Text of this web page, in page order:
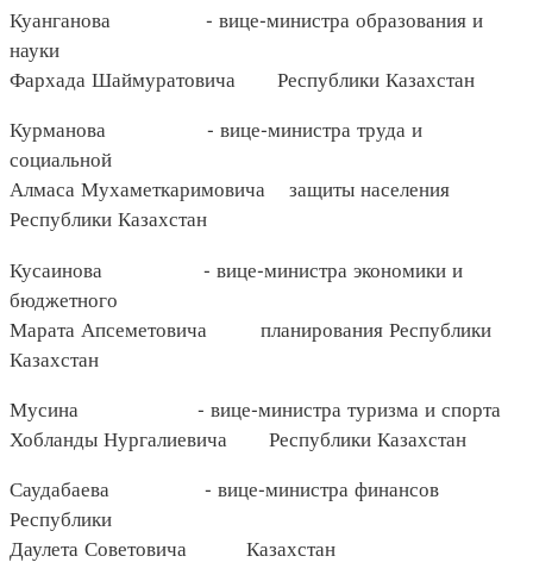
Куанганова - вице-министра образования и
науки
Фархада Шаймуратовича Республики Казахстан
Курманова - вице-министра труда и
социальной
Алмаса Мухаметкаримовича защиты населения
Республики Казахстан
Кусаинова - вице-министра экономики и
бюджетного
Марата Апсеметовича планирования Республики
Казахстан
Мусина - вице-министра туризма и спорта
Хобланды Нургалиевича Республики Казахстан
Саудабаева - вице-министра финансов
Республики
Даулета Советовича Казахстан